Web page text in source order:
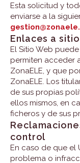
Esta solicitud y
enviarse a la
Enlaces a
El Sitio Web
permiten acceder
ZonaELE, y que
ZonaELE. Los
de sus propias
ellos mismos, en
ficheros y de sus
control
En caso de que el
problema o